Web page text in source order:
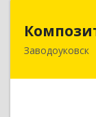
Заводоуковск
627140,